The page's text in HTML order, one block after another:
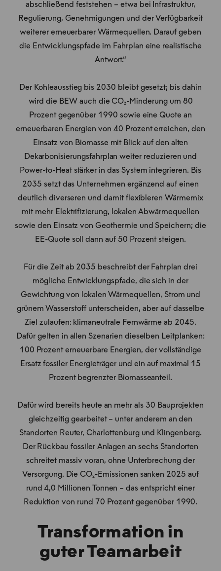
abschließend feststehen – etwa bei Infrastruktur,
Regulierung, Genehmigungen und der Verfügbarkeit
weiterer erneuerbarer Wärmequellen. Darauf geben
die Entwicklungspfade im Fahrplan eine realistische
Antwort.“
Der Kohleausstieg bis 2030 bleibt gesetzt; bis dahin
wird die BEW auch die CO₂-Minderung um 80
Prozent gegenüber 1990 sowie eine Quote an
erneuerbaren Energien von 40 Prozent erreichen, den
Einsatz von Biomasse mit Blick auf den alten
Dekarbonisierungsfahrplan weiter reduzieren und
Power-to-Heat stärker in das System integrieren. Bis
2035 setzt das Unternehmen ergänzend auf einen
deutlich diverseren und damit flexibleren Wärmemix
mit mehr Elektrifizierung, lokalen Abwärmequellen
sowie den Einsatz von Geothermie und Speichern; die
EE-Quote soll dann auf 50 Prozent steigen.
Für die Zeit ab 2035 beschreibt der Fahrplan drei
mögliche Entwicklungspfade, die sich in der
Gewichtung von lokalen Wärmequellen, Strom und
grünem Wasserstoff unterscheiden, aber auf dasselbe
Ziel zulaufen: klimaneutrale Fernwärme ab 2045.
Dafür gelten in allen Szenarien dieselben Leitplanken:
100 Prozent erneuerbare Energien, der vollständige
Ersatz fossiler Energieträger und ein auf maximal 15
Prozent begrenzter Biomasseanteil.
Dafür wird bereits heute an mehr als 30 Bauprojekten
gleichzeitig gearbeitet – unter anderem an den
Standorten Reuter, Charlottenburg und Klingenberg.
Der Rückbau fossiler Anlagen an sechs Standorten
schreitet massiv voran, ohne Unterbrechung der
Versorgung. Die CO₂-Emissionen sanken 2025 auf
rund 4,0 Millionen Tonnen – das entspricht einer
Reduktion von rund 70 Prozent gegenüber 1990.
Transformation in
guter Teamarbeit